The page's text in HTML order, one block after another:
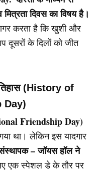
मित्रता दिवस का विषय है।
करता है कि खुशी और
दूसरों के दिलों को जीत
(History of
Day)
Friendship Day)
था। लेकिन इस यादगार
– जॉयस हॉल ने
एक स्पेशल डे के तौर पर